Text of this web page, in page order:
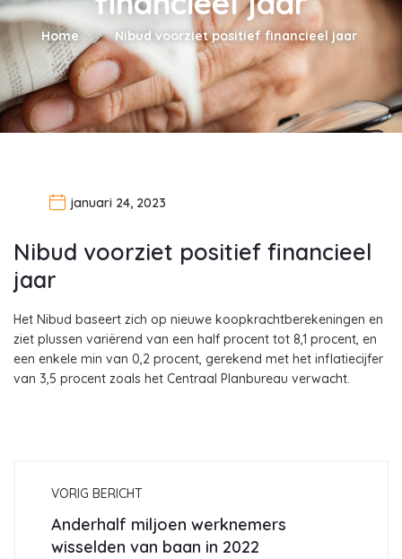
Home Nibud voorziet positief financieel jaar
januari 24, 2023
Nibud voorziet positief financieel
jaar
Het Nibud baseert zich op nieuwe koopkrachtberekeningen en
ziet plussen variërend van een half procent tot 8,1 procent, en
een enkele min van 0,2 procent, gerekend met het inflatiecijfer
van 3,5 procent zoals het Centraal Planbureau verwacht.
VORIG BERICHT
Anderhalf miljoen werknemers
wisselden van baan in 2022